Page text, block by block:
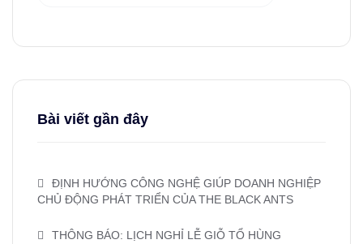
Bài viết gần đây
ĐỊNH HƯỚNG CÔNG NGHỆ GIÚP DOANH NGHIỆP
CHỦ ĐỘNG PHÁT TRIỂN CỦA THE BLACK ANTS
THÔNG BÁO: LỊCH NGHỈ LỄ GIỖ TỔ HÙNG